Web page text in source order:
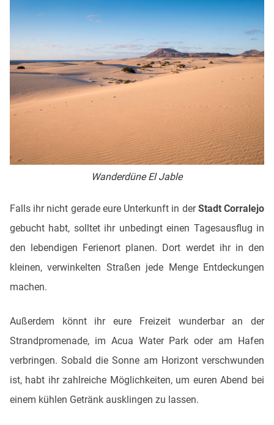
Wanderdüne El Jable
Falls ihr nicht gerade eure Unterkunft in derStadt Corralejo
gebucht habt, solltet ihr unbedingt einen Tagesausflug in
den lebendigen Ferienort planen. Dort werdet ihr in den
kleinen, verwinkelten Straßen jede Menge Entdeckungen
machen.
Außerdem könnt ihr eure Freizeit wunderbar an der
Strandpromenade, im Acua Water Park oder am Hafen
verbringen. Sobald die Sonne am Horizont verschwunden
ist, habt ihr zahlreiche Möglichkeiten, um euren Abend bei
einem kühlen Getränk ausklingen zu lassen.